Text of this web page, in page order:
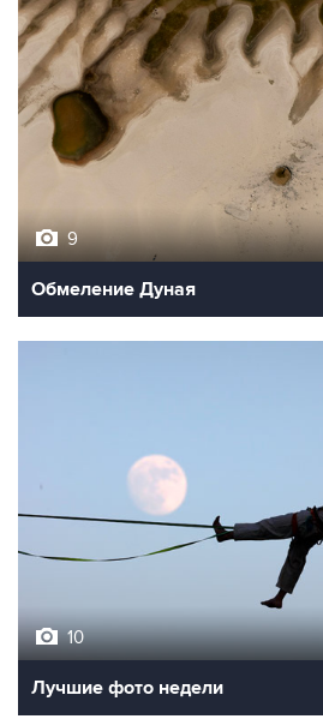
9
Обмеление Дуная
10
Лучшие фото недели